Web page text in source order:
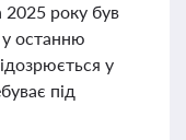
2025 року був
останню
у
під